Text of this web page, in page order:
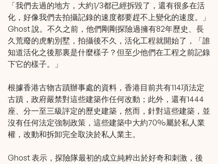
「我們去過的地方，大約1/3都已經拆毀了，還有很多在活
化，好像我們去拍攝記錄的速度都要趕不上變化的速度。」
Ghost 說。不久之前，他們剛剛探險過擁有82年歷史、長
久荒廢的虎豹別墅，拍攝後不久，活化工程就開始了，「誰
知道活化之後那裏是什麼樣子？但至少他們在工程之前記錄
下它的樣子。」
根據香港古物古蹟辦事處的資料，香港目前共有114項法定
古蹟，政府嚴禁對這些建築作任何改動；此外，還有1444
座、分一至三級評定的歷史建築，然而，針對這些建築，並
沒有任何法定強制政策，這些建築中大約70%屬於私人業
權，改動和拆卸完全取決於私人業主。
Ghost 表示，探險隊最初的成立純粹出於好奇和刺激，後